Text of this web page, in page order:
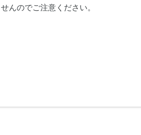
んのでご注意ください。